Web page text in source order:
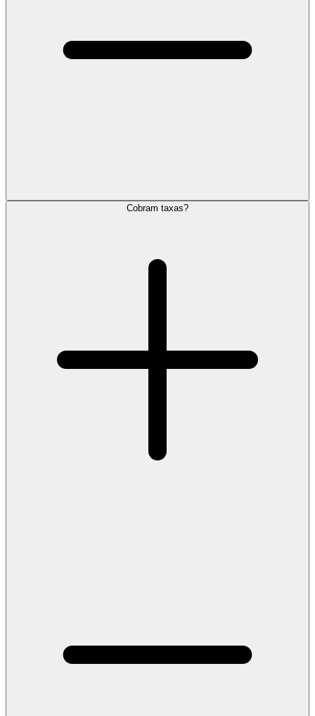
Cobram taxas?